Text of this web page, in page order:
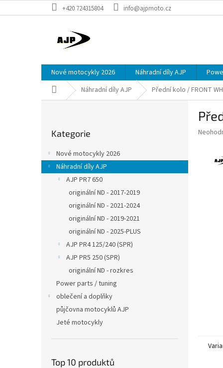
na
+420 724315804 info@ajpmoto.cz
Nové motocykly 2026 Náhradní díly AJP
Domů Náhradní díly AJP Přední kolo / FRONT
a
n
kategorie
Kategorie
Nové motocykly 2026
Náhradní díly AJP
AJP PR7 650
originální ND - 2017-2019
originální ND - 2021-2024
originální ND - 2019-2021
originální ND - 2025-PLUS
AJP PR4 125/240 (SPR)
AJP PR5 250 (SPR)
originální ND - rozkres
Power parts / tuning
oblečení a doplňky
půjčovna motocyklů AJP
Jeté motocykly
Top 10 produktů